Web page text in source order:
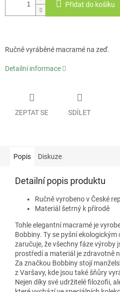
Přidat do košíku
Ručně vyráběné macramé na zeď.
Detailní informace
ZEPTAT SE SDÍLET
Popis Diskuze
Detailní popis produktu
Ručně vyrobeno v České
Materiál šetrný k přírodě
Tohle elegantní macramé je
Bobbiny. Ty se pyšní
zaručuje, že všechny fáze výroby
prostředí a materiál je zdravotně
Za značkou Bobbiny stojí
z Varšavy, kde jsou také šňůry
Nejen díky své udržitelé filozofii,